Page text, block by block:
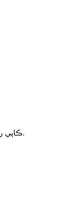
© ڪاپي رائيٽ - 2010-2025: سڀ حق محفوظ آهن.